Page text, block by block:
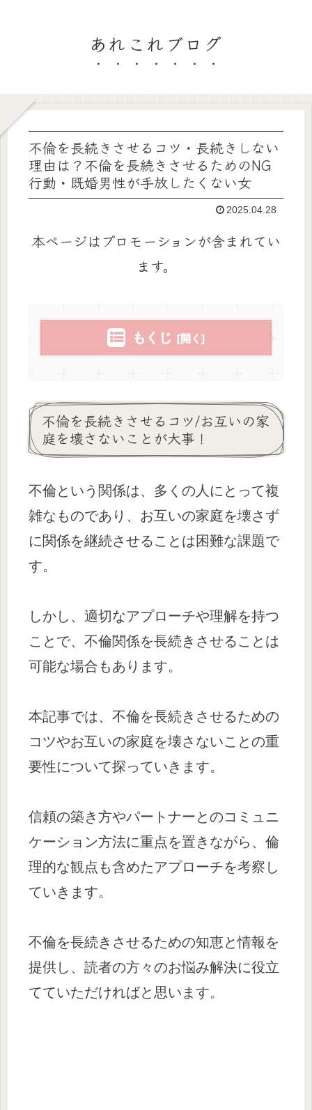
あれこれブログ
不倫を長続きさせるコツ・長続きしない
理由は？不倫を長続きさせるためのNG
行動・既婚男性が手放したくない女
2025.04.28
本ページはプロモーションが含まれてい
ます。
もくじ
不倫を長続きさせるコツ/お互いの家
庭を壊さないことが大事！
不倫という関係は、多くの人にとって複
雑なものであり、お互いの家庭を壊さず
に関係を継続させることは困難な課題で
す。
しかし、適切なアプローチや理解を持つ
ことで、不倫関係を長続きさせることは
可能な場合もあります。
本記事では、不倫を長続きさせるための
コツやお互いの家庭を壊さないことの重
要性について探っていきます。
信頼の築き方やパートナーとのコミュニ
ケーション方法に重点を置きながら、倫
理的な観点も含めたアプローチを考察し
ていきます。
不倫を長続きさせるための知恵と情報を
提供し、読者の方々のお悩み解決に役立
てていただければと思います。